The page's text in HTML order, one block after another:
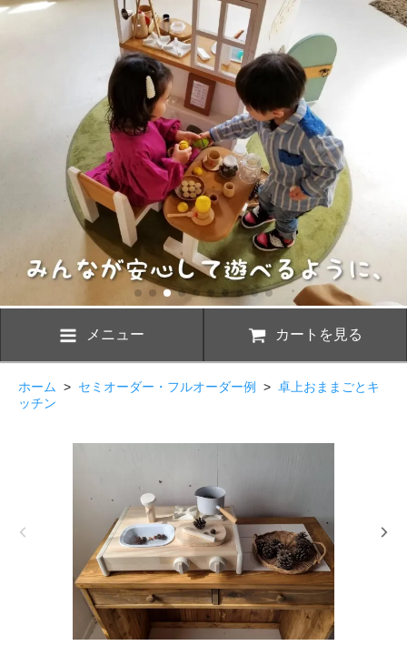
メニュー カートを見る
ホーム > セミオーダー・フルオーダー例 > 卓上おままごとキ
ッチン